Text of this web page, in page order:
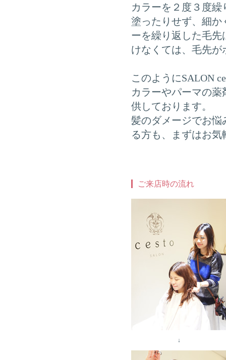
カラーを２度３度
塗ったりせず、細か
ーを繰り返した毛
けなくては、毛先
このようにSALON
カラーやパーマの
供しております。
髪のダメージでお悩
る方も、まずはお
ご来店時の流れ
↓